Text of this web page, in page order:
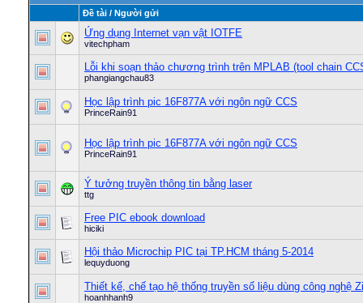
Ðề tài / Người gửi
Ứng dụng Internet vạn vật IOTFE
vitechpham
Lỗi khi soạn thảo chương trình trên MPLAB (tool chain
phangiangchau83
Học lập trình pic 16F877A với ngôn ngữ CCS
PrinceRain91
Học lập trình pic 16F877A với ngôn ngữ CCS
PrinceRain91
Ý tưởng truyền thông tin bằng laser
ttg
Free PIC ebook download
hiciki
Hội thảo Microchip PIC tại TP.HCM tháng 5-2014
lequyduong
Thiết kế, chế tạo hệ thống truyền số liệu dùng công nghệ
hoanhhanh9